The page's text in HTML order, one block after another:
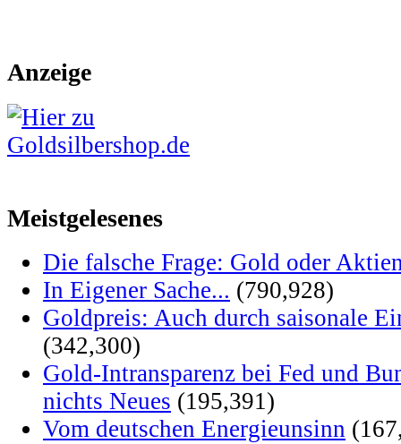
Anzeige
Meistgelesenes
Die falsche Frage: Gold oder
In Eigener Sache... (790,928)
Goldpreis: Auch durch saisonale
(342,300)
Gold-Intransparenz bei Fed und
nichts Neues (195,391)
Vom deutschen Energieunsinn